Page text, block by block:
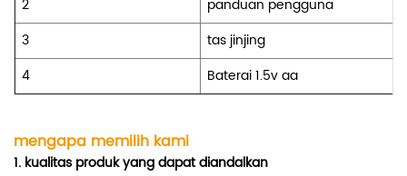
2
panduan pengguna
3
tas jinjing
4
Baterai 1.5v aa
mengapa memilih kami
1. kualitas produk yang dapat diandalkan